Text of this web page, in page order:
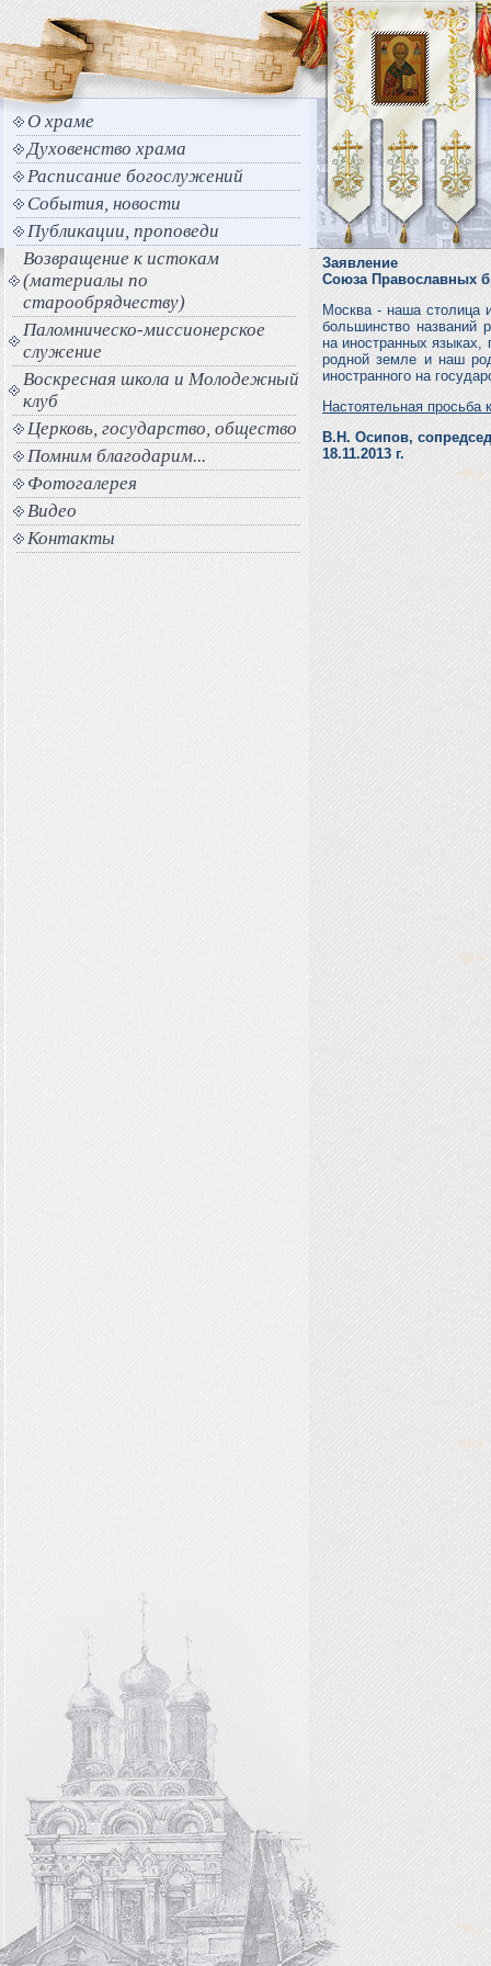
О храме
Духовенство храма
Расписание богослужений
События, новости
Публикации, проповеди
Возвращение к истокам
(материалы по
старообрядчеству)
Паломническо-миссионерское
служение
Воскресная школа и Молодежный
клуб
Церковь, государство, общество
Помним благодарим...
Фотогалерея
Видео
Контакты
Заявление
Союза Православных
Москва - наша столица
большинство названий
на иностранных
родной земле и наш
иностранного на
Настоятельная
В.Н. Осипов,
18.11.2013 г.